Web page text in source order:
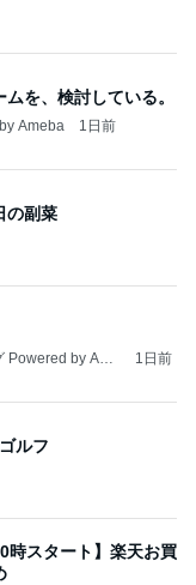
を、検討している。
Ameba 1日前
の副菜
Powered by Ame
1日前
ルフ
時スタート】楽天お買